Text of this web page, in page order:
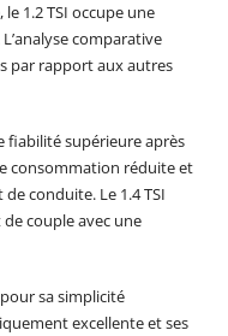
1.2 TSI occupe une
comparative
par rapport aux autres
fiabilité supérieure après
consommation réduite et
conduite. Le 1.4 TSI
couple avec une
sa simplicité
excellente et ses